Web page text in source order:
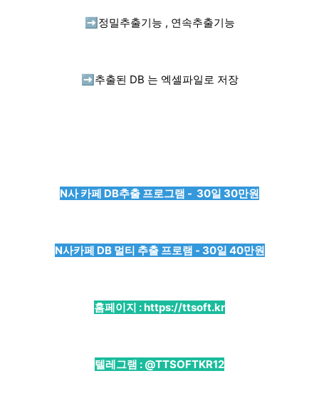
➡️ 정밀추출기능 , 연속추출기능
➡️ 추출된 DB 는 엑셀파일로 저장
N사 카페 DB추출 프로그램 - 30일 30만원
N사카페 DB 멀티 추출 프로램 - 30일 40만원
홈페이지 :https://ttsoft.kr
텔레그램 : @TTSOFTKR12